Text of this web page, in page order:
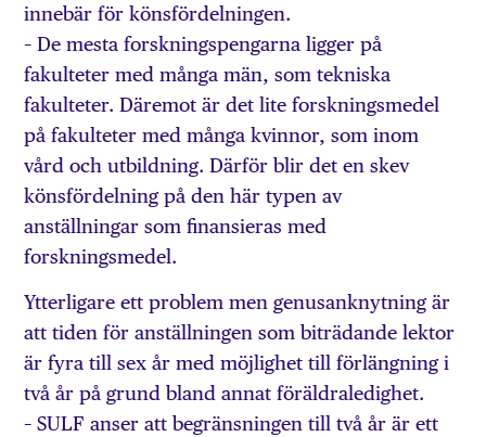
innebär för könsfördelningen.
– De mesta forsknings­pengarna ligger på
fakulteter med många män, som tekniska
fakulteter. Däremot är det lite forskningsmedel
på fakulteter med många kvinnor, som inom
vård och utbildning. Därför blir det en skev
könsfördelning på den här typen av
anställningar som finansieras med
forskningsmedel.
Ytterligare ett problem men genusanknytning är
att tiden för anställningen som biträdande lektor
är fyra till sex år med möjlighet till förlängning i
två år på grund bland annat föräldraledighet.
– SULF anser att begränsningen till två år är ett